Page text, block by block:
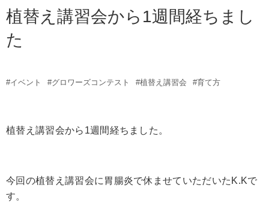
植替え講習会から1週間経ちまし
た
#イベント #グロワーズコンテスト #植替え講習会 #育て方
植替え講習会から1週間経ちました。
今回の植替え講習会に胃腸炎で休ませていただいたK.Kで
す。